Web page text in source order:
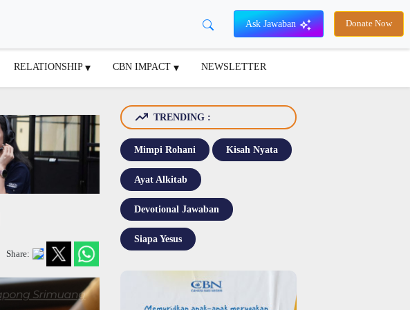
Ask Jawaban Donate Now
RELATIONSHIP CBN IMPACT NEWSLETTER
Share:
TRENDING :
Mimpi Rohani Kisah Nyata
Ayat Alkitab
Devotional Jawaban
Siapa Yesus